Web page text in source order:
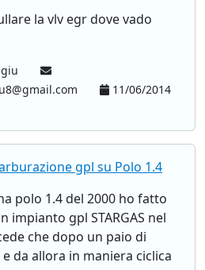
la vlv egr dove vado
11/06/2014
gpl su Polo 1.4
polo 1.4 del 2000 ho fatto
impianto gpl STARGAS nel
che dopo un paio di
e da allora in maniera ciclica